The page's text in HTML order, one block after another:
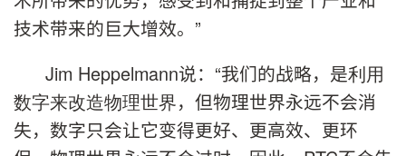
技术带来的巨大增效。”
Jim Heppelmann说：“我们的战略，是利用
数字来改造物理世界，但物理世界永远不会消
失，数字只会让它变得更好、更高效、更环